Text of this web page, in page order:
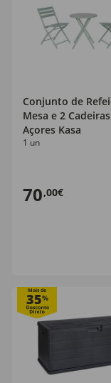
Conjunto de
Mesa e 2
Açores Kasa
1 un
70,00€
Mais de
35%